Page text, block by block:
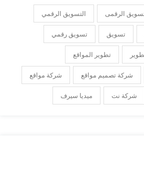
الرقمى التسويق الرقمي
تسويق تسويق رقمي
تطوير المواقع
شركة تصميم مواقع شركة مواقع
شركة نت ميديا سيرف